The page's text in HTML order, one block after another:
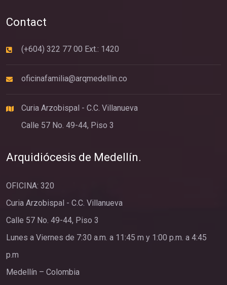
Contact
(+604) 322 77 00 Ext.: 1420
oficinafamilia@arqmedellin.co
Curia Arzobispal - C.C. Villanueva
Calle 57 No. 49-44, Piso 3
Arquidiócesis de Medellín.
OFICINA: 320
Curia Arzobispal - C.C. Villanueva
Calle 57 No. 49-44, Piso 3
Lunes a Viernes de 7:30 a.m. a 11:45 m y 1:00 p.m. a 4:45
p.m
Medellín – Colombia